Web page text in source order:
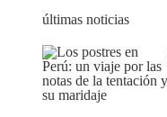
últimas noticias